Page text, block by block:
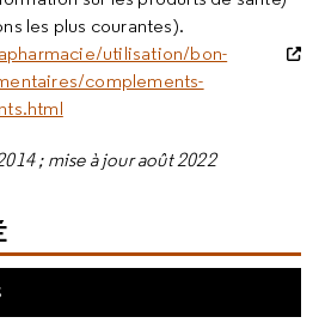
les plus courantes).
utilisation/bon-
complements-
; mise à jour août 2022